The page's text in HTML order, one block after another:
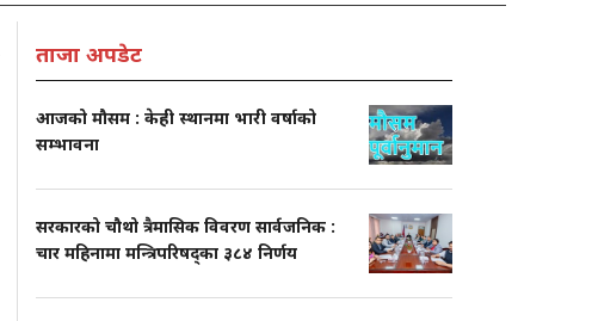
ताजा अपडेट
आजको मौसम : केही स्थानमा भारी वर्षाको
सम्भावना
सरकारको चौथो त्रैमासिक विवरण सार्वजनिक :
चार महिनामा मन्त्रिपरिषद्का ३८४ निर्णय